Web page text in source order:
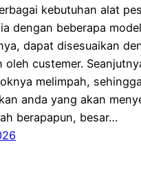
kebutuhan alat
dengan beberapa model
dapat disesuaikan
oleh custemer.
melimpah,
anda yang akan
berapapun, besar…